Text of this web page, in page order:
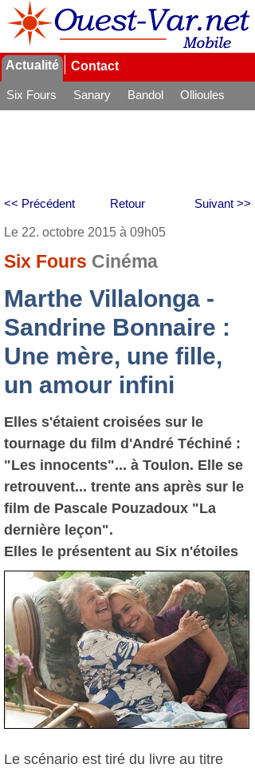
Actualité Contact
Six Fours Sanary Bandol
Ollioules
Retour
<< Précédent Suivant >>
Le 22. octobre 2015 à 09h05
Six Fours Cinéma
Marthe Villalonga -
Sandrine Bonnaire :
Une mère, une fille,
un amour infini
Elles s'étaient croisées sur le
tournage du film d'André Téchiné :
"Les innocents"... à Toulon. Elle se
retrouvent... trente ans après sur le
film de Pascale Pouzadoux "La
dernière leçon".
Elles le présentent au Six n'étoiles
Le scénario est tiré du livre au titre